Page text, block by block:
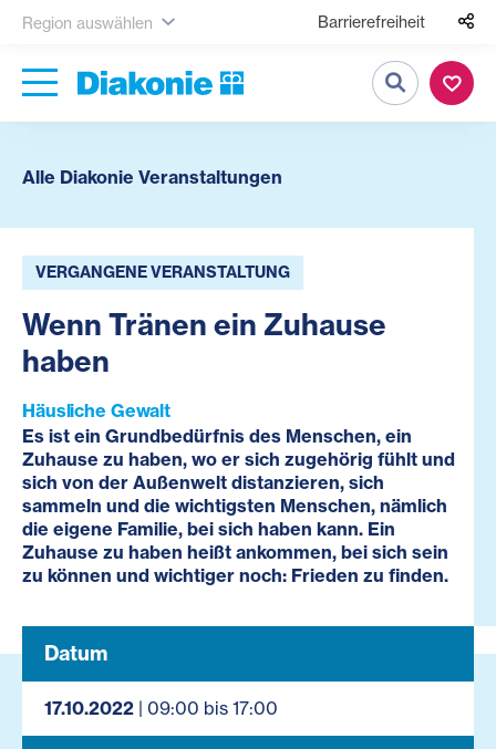
Region auswählen Barrierefreiheit
Suche
Alle Diakonie Veranstaltungen
VERGANGENE VERANSTALTUNG
Wenn Tränen ein Zuhause
haben
Häusliche Gewalt
Es ist ein Grundbedürfnis des Menschen, ein
Zuhause zu haben, wo er sich zugehörig fühlt und
sich von der Außenwelt distanzieren, sich
sammeln und die wichtigsten Menschen, nämlich
die eigene Familie, bei sich haben kann. Ein
Zuhause zu haben heißt ankommen, bei sich sein
zu können und wichtiger noch: Frieden zu finden.
Datum
17.10.2022 | 09:00 bis 17:00